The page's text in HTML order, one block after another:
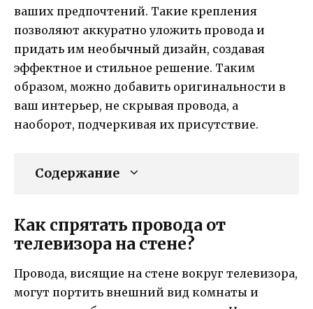
ваших предпочтений. Такие крепления
позволяют аккуратно уложить провода и
придать им необычный дизайн, создавая
эффектное и стильное решение. Таким
образом, можно добавить оригинальности в
ваш интерьер, не скрывая провода, а
наоборот, подчеркивая их присутствие.
Содержание
Как спрятать провода от
телевизора на стене?
Провода, висящие на стене вокруг телевизора,
могут портить внешний вид комнаты и